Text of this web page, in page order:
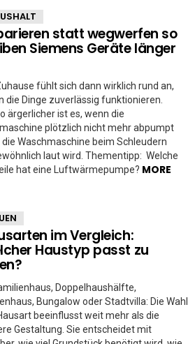
statt wegwerfen so
Siemens Geräte länger
fühlt sich dann wirklich rund an,
die Dinge zuverlässig funktionieren.
ärgerlicher ist es, wenn die
plötzlich nicht mehr abpumpt
die Waschmaschine beim Schleudern
laut wird. Thementipp: Welche
hat eine Luftwärmepumpe? MORE
im Vergleich:
Haustyp passt zu
Doppelhaushälfte,
Bungalow oder Stadtvilla: Die Wahl
beeinflusst weit mehr als die
Gestaltung. Sie entscheidet mit